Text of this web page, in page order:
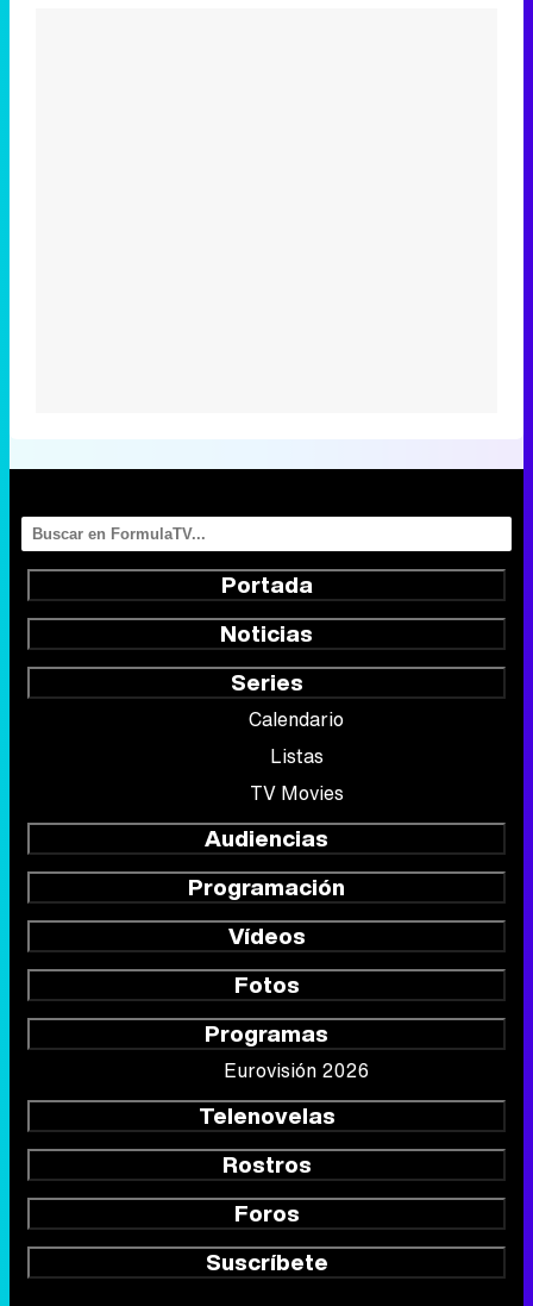
Portada
Noticias
Series
Calendario
Listas
TV Movies
Audiencias
Programación
Vídeos
Fotos
Programas
Eurovisión 2026
Telenovelas
Rostros
Foros
Suscríbete